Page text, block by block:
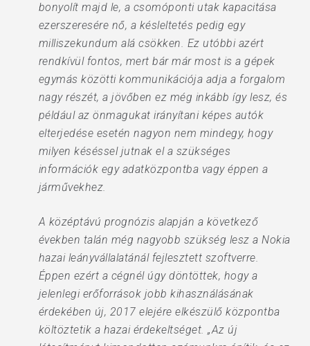
bonyolít majd le, a csomóponti utak kapacitása
ezerszeresére nő, a késleltetés pedig egy
milliszekundum alá csökken. Ez utóbbi azért
rendkívül fontos, mert bár már most is a gépek
egymás közötti kommunikációja adja a forgalom
nagy részét, a jövőben ez még inkább így lesz, és
például az önmagukat irányítani képes autók
elterjedése esetén nagyon nem mindegy, hogy
milyen késéssel jutnak el a szükséges
információk egy adatközpontba vagy éppen a
járművekhez.
A középtávú prognózis alapján a következő
években talán még nagyobb szükség lesz a Nokia
hazai leányvállalatánál fejlesztett szoftverre.
Éppen ezért a cégnél úgy döntöttek, hogy a
jelenlegi erőforrások jobb kihasználásának
érdekében új, 2017 elejére elkészülő központba
költöztetik a hazai érdekeltséget. „Az új